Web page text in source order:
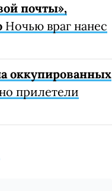
почты»,
Ночью враг нанес
оккупированных
прилетели